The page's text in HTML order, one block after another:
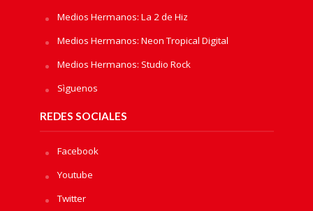
Medios Hermanos: La 2 de Hiz
Medios Hermanos: Neon Tropical Digital
Medios Hermanos: Studio Rock
Sìguenos
REDES SOCIALES
Facebook
Youtube
Twitter